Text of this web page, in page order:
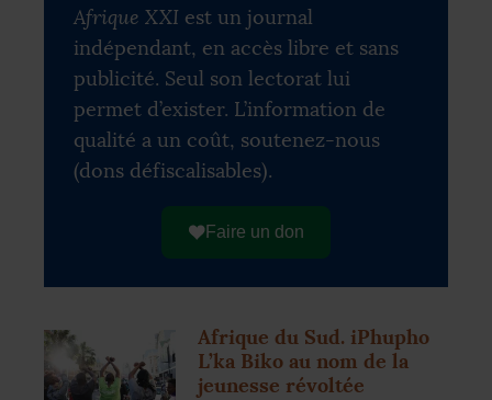
Afrique XXI est un journal
indépendant, en accès libre et sans
publicité. Seul son lectorat lui
permet d’exister. L’information de
qualité a un coût, soutenez-nous
(dons défiscalisables).
Faire un don
Afrique du Sud. iPhupho
L’ka Biko au nom de la
jeunesse révoltée